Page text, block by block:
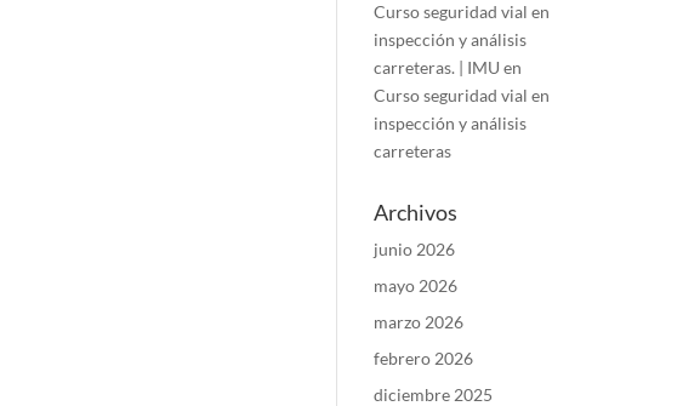
Curso seguridad vial en
inspección y análisis
carreteras. | IMU en
Curso seguridad vial en
inspección y análisis
carreteras
Archivos
junio 2026
mayo 2026
marzo 2026
febrero 2026
diciembre 2025